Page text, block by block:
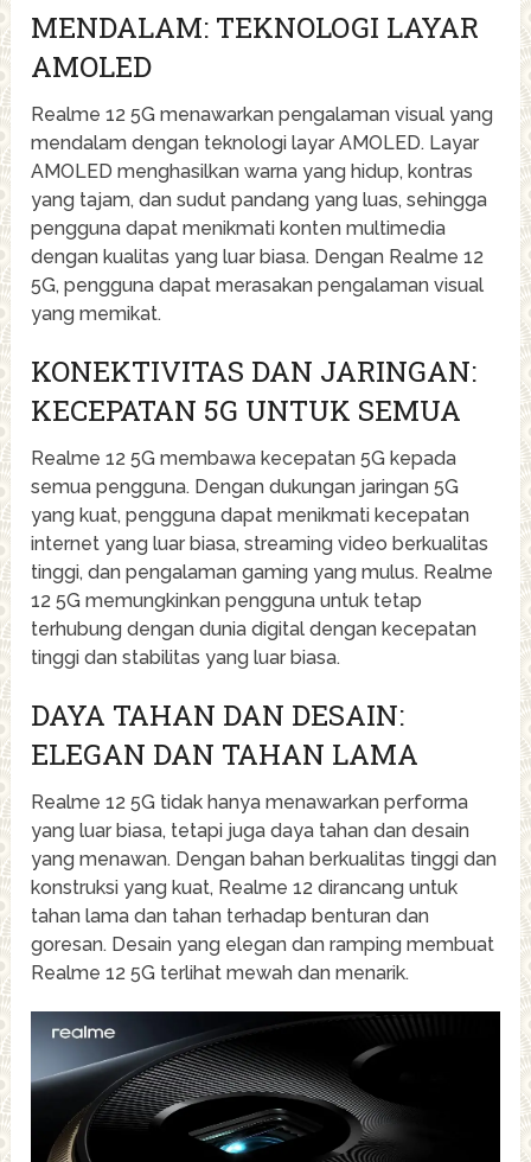
MENDALAM: TEKNOLOGI LAYAR
AMOLED
Realme 12 5G menawarkan pengalaman visual yang
mendalam dengan teknologi layar AMOLED. Layar
AMOLED menghasilkan warna yang hidup, kontras
yang tajam, dan sudut pandang yang luas, sehingga
pengguna dapat menikmati konten multimedia
dengan kualitas yang luar biasa. Dengan Realme 12
5G, pengguna dapat merasakan pengalaman visual
yang memikat.
KONEKTIVITAS DAN JARINGAN:
KECEPATAN 5G UNTUK SEMUA
Realme 12 5G membawa kecepatan 5G kepada
semua pengguna. Dengan dukungan jaringan 5G
yang kuat, pengguna dapat menikmati kecepatan
internet yang luar biasa, streaming video berkualitas
tinggi, dan pengalaman gaming yang mulus. Realme
12 5G memungkinkan pengguna untuk tetap
terhubung dengan dunia digital dengan kecepatan
tinggi dan stabilitas yang luar biasa.
DAYA TAHAN DAN DESAIN:
ELEGAN DAN TAHAN LAMA
Realme 12 5G tidak hanya menawarkan performa
yang luar biasa, tetapi juga daya tahan dan desain
yang menawan. Dengan bahan berkualitas tinggi dan
konstruksi yang kuat, Realme 12 dirancang untuk
tahan lama dan tahan terhadap benturan dan
goresan. Desain yang elegan dan ramping membuat
Realme 12 5G terlihat mewah dan menarik.